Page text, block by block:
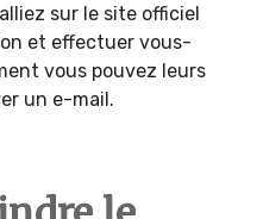
sur le site officiel
et effectuer vous-
vous pouvez leurs
un e-mail.